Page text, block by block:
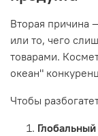
Вторая причина
или то, чего
товарами.
океан"
Чтобы
Глобальный